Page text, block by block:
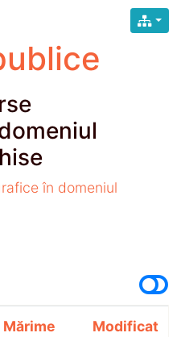
în domeniul
Mărime
Modificat